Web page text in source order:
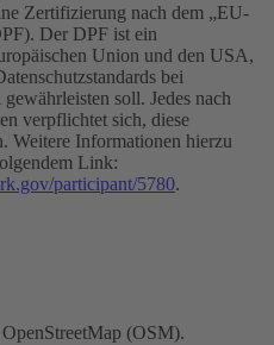
Zertifizierung nach dem „EU-
Der DPF ist ein
Union und den USA,
bei
soll. Jedes nach
verpflichtet sich, diese
Weitere Informationen hierzu
Link:
participant/5780.
(OSM).